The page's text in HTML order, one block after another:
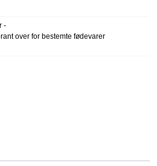
-
over for bestemte fødevarer